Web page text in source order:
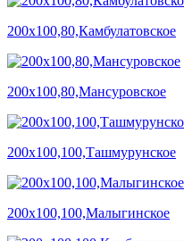
200х100,80,Камбулатовское
200х100,80,Мансуровское
200х100,100,Ташмурунское
200х100,100,Малыгинское